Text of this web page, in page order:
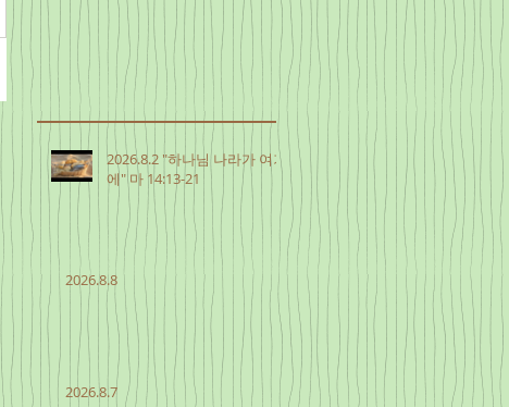
2026.8.2 "하나님 나라가 여기
에" 마 14:13-21
2026.8.8
2026.8.7